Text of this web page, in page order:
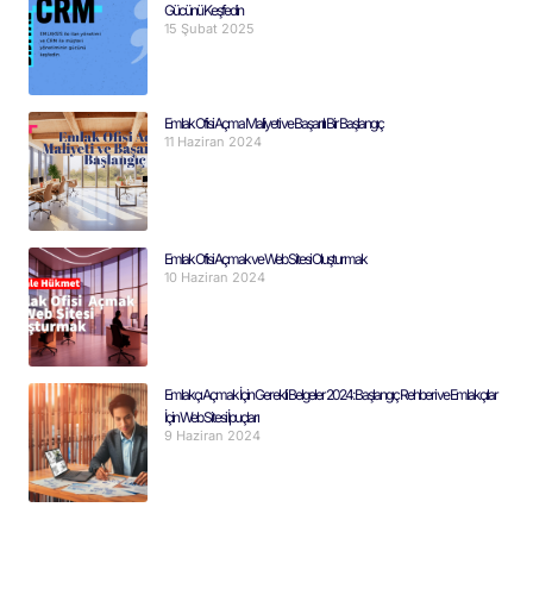
Gücünü Keşfedin
15 Şubat 2025
Emlak Ofisi Açma Maliyeti ve Başarılı Bir Başlangıç
11 Haziran 2024
Emlak Ofisi Açmak ve Web Sitesi Oluşturmak
10 Haziran 2024
Emlakçı Açmak İçin Gerekli Belgeler 2024: Başlangıç Rehberi ve Emlakçılar
İçin Web Sitesi İpuçları
9 Haziran 2024